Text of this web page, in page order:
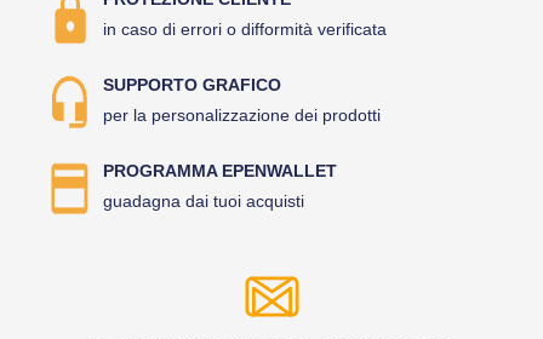
in caso di errori o difformità verificata
SUPPORTO GRAFICO
per la personalizzazione dei prodotti
PROGRAMMA EPENWALLET
guadagna dai tuoi acquisti